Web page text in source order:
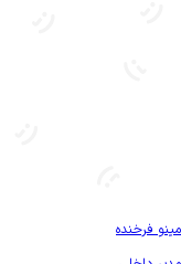
مینو فرخنده